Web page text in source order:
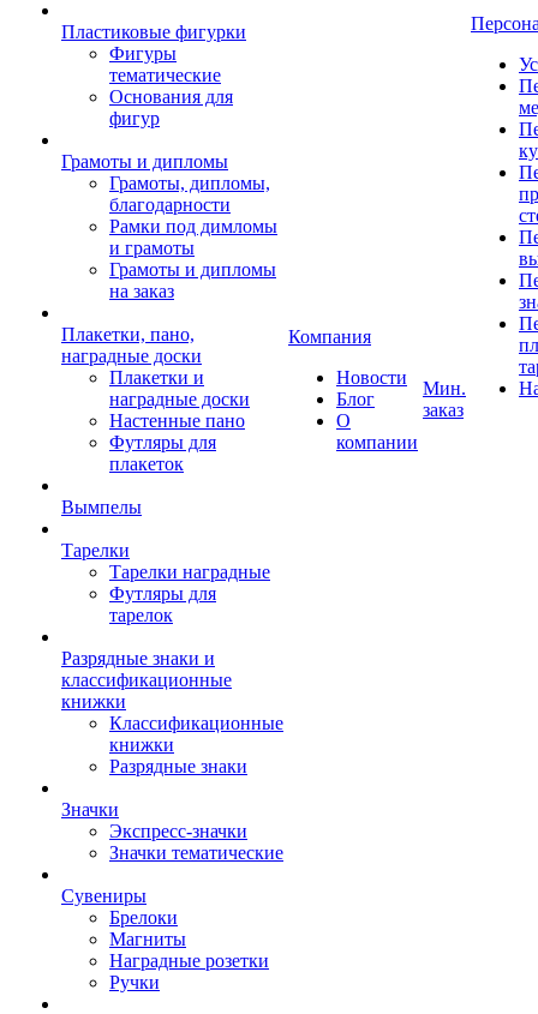
Пластиковые фигурки
Фигуры
тематические
Основания для
фигур
Грамоты и дипломы
Грамоты, дипломы,
благодарности
Рамки под димломы
и грамоты
Грамоты и дипломы
на заказ
Плакетки, пано,
наградные доски
Плакетки и
наградные доски
Настенные пано
Футляры для
плакеток
Вымпелы
Тарелки
Тарелки наградные
Футляры для
тарелок
Разрядные знаки и
классификационные
книжки
Классификационные
книжки
Разрядные знаки
Значки
Экспресс-значки
Значки тематические
Сувениры
Брелоки
Магниты
Наградные розетки
Ручки
Компания
Новости
Блог
О
компании
Мин.
заказ